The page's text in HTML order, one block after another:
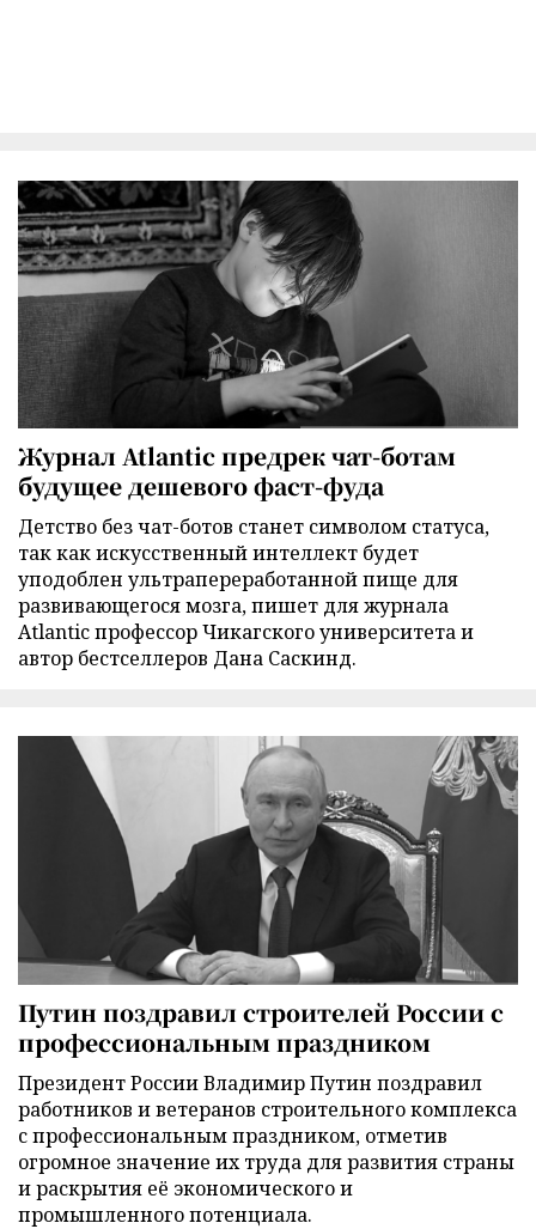
Журнал Atlantic предрек чат-ботам
будущее дешевого фаст-фуда
Детство без чат-ботов станет символом статуса,
так как искусственный интеллект будет
уподоблен ультрапереработанной пище для
развивающегося мозга, пишет для журнала
Atlantic профессор Чикагского университета и
автор бестселлеров Дана Саскинд.
Путин поздравил строителей России с
профессиональным праздником
Президент России Владимир Путин поздравил
работников и ветеранов строительного комплекса
с профессиональным праздником, отметив
огромное значение их труда для развития страны
и раскрытия её экономического и
промышленного потенциала.